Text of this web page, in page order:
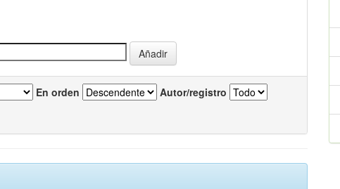
En orden Autor/registro